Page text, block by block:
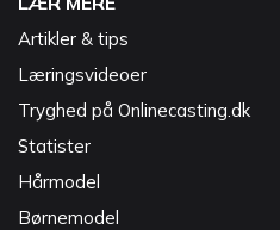
Artikler & tips
Læringsvideoer
Tryghed på Onlinecasting.dk
Statister
Hårmodel
Børnemodel